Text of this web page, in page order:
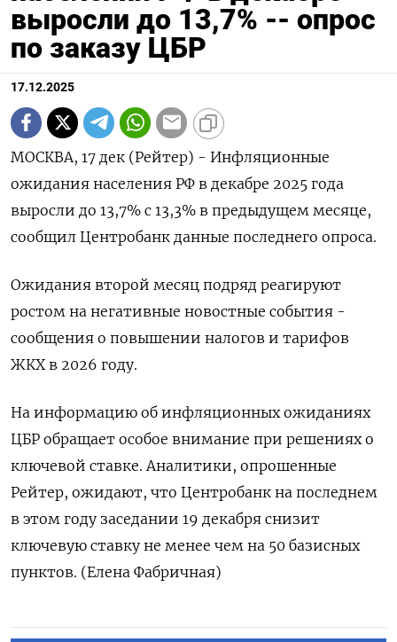
выросли до 13,7% -- опрос
по заказу ЦБР
17.12.2025
МОСКВА, 17 дек (Рейтер) - Инфляционные
ожидания населения РФ в декабре 2025 года
выросли до 13,7% с 13,3% в предыдущем месяце,
сообщил Центробанк данные последнего опроса.
Ожидания второй месяц подряд реагируют
ростом на негативные новостные события -
сообщения о повышении налогов и тарифов
ЖКХ в 2026 году.
На информацию об инфляционных ожиданиях
ЦБР обращает особое внимание при решениях о
ключевой ставке. Аналитики, опрошенные
Рейтер, ожидают, что Центробанк на последнем
в этом году заседании 19 декабря снизит
ключевую ставку не менее чем на 50 базисных
пунктов. (Елена Фабричная)